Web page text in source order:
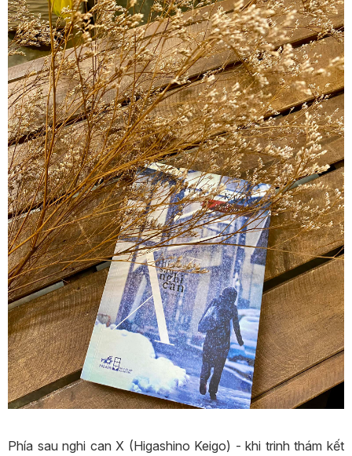
Phía sau nghi can X (Higashino Keigo) - khi trinh thám kết